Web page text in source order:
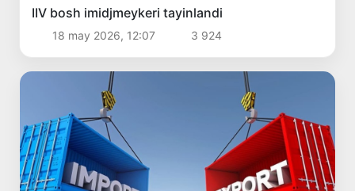
IIV bosh imidjmeykeri tayinlandi
18 may 2026, 12:07 3 924